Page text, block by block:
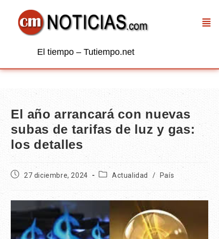
El tiempo – Tutiempo.net
El año arrancará con nuevas
subas de tarifas de luz y gas:
los detalles
27 diciembre, 2024 Actualidad / País